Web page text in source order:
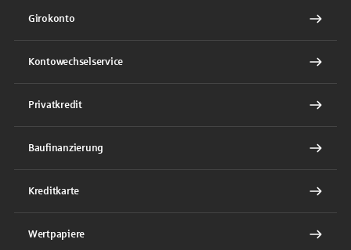
Girokonto
Kontowechselservice
Privatkredit
Baufinanzierung
Kreditkarte
Wertpapiere